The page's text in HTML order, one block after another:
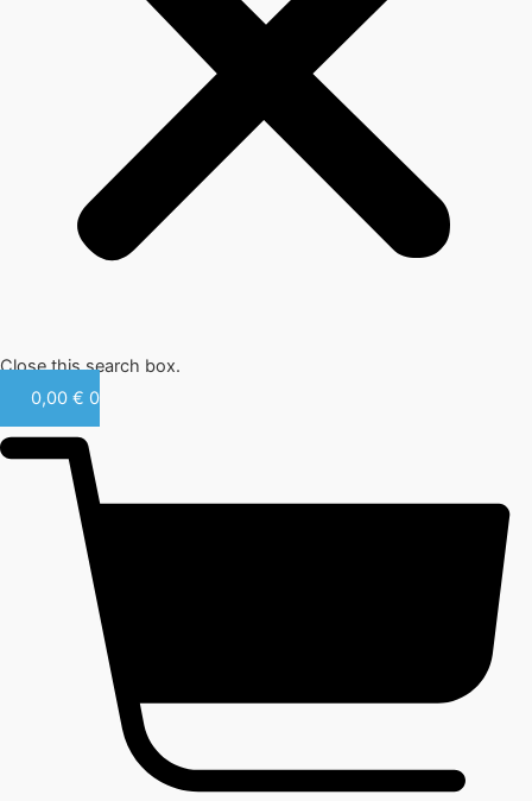
Close this search box.
0,00 € 0